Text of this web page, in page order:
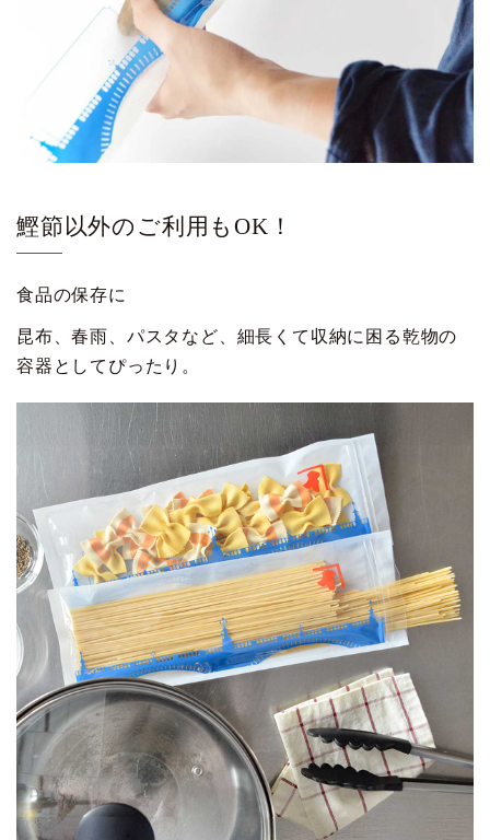
鰹節以外のご利用もOK！
食品の保存に
昆布、春雨、パスタなど、細長くて収納に困る乾物の
容器としてぴったり。